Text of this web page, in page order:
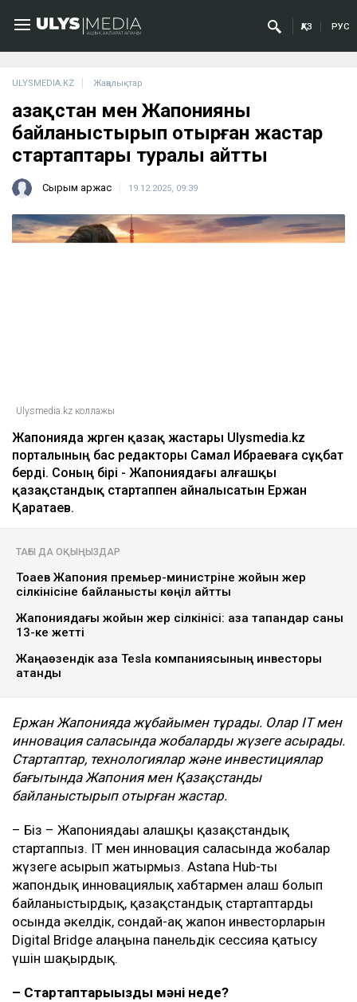
ҚАЗ РУС
ULYSMEDIA.KZ Жаңалықтар
Қазақстан мен Жапонияны
байланыстырып отырған жастар
стартаптары туралы айтты
Сырым Қаржас 19.12.2025, 09:39
Ulysmedia.kz коллажы
Жапонияда жүрген қазақ жастары Ulysmedia.kz
порталының бас редакторы Самал Ибраеваға сұқбат
берді. Соның бірі - Жапониядағы алғашқы
қазақстандық стартаппен айналысатын Ержан
Қаратаев.
ТАҒЫ ДА ОҚЫҢЫЗДАР
Тоқаев Жапония премьер-министріне жойқын жер
сілкінісіне байланысты көңіл айтты
Жапониядағы жойқын жер сілкінісі: қаза тапқандар саны
13-ке жетті
Жаңаөзендік қазақ Tesla компаниясының инвесторы
атанды
Ержан Жапонияда жұбайымен тұрады. Олар IT мен
инновация саласында жобаларды жүзеге асырады.
Стартаптар, технологиялар және инвестициялар
бағытында Жапония мен Қазақстанды
байланыстырып отырған жастар.
– Біз – Жапониядағы алғашқы қазақстандық
стартаппыз. IT мен инновация саласында жобалар
жүзеге асырып жатырмыз. Astana Hub-ты
жапондық инновациялық хабтармен алғаш болып
байланыстырдық, қазақстандық стартаптарды
осында әкелдік, сондай-ақ жапон инвесторларын
Digital Bridge алаңына панельдік сессияға қатысу
үшін шақырдық.
– Стартаптарыңыздың мәні неде?